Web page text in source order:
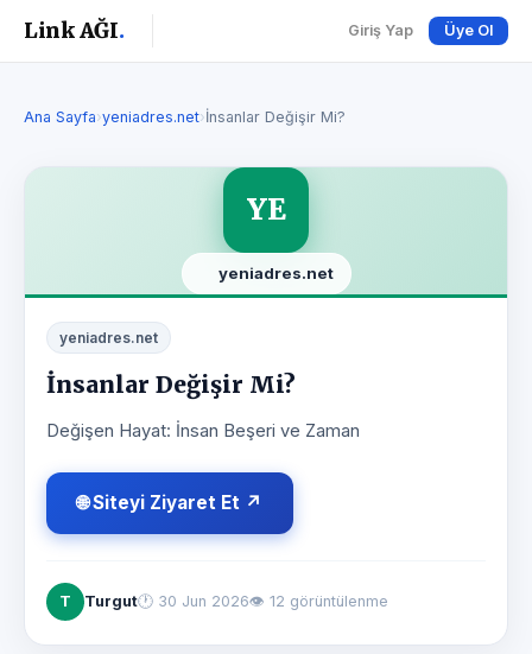
Link AĞI. Giriş Yap Üye Ol
Ana Sayfa›yeniadres.net›İnsanlar Değişir Mi?
YE
yeniadres.net
yeniadres.net
İnsanlar Değişir Mi?
Değişen Hayat: İnsan Beşeri ve Zaman
🌐 Siteyi Ziyaret Et ↗
T Turgut🕐 30 Jun 2026👁 12 görüntülenme